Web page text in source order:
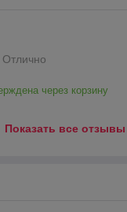
Отлично
через корзину
Показать все отзывы